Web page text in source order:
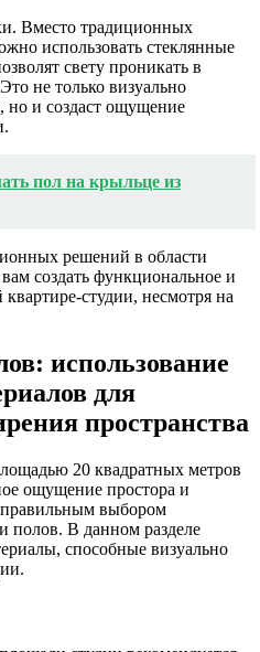
Вместо традиционных
использовать стеклянные
свету проникать в
не только визуально
но и создаст ощущение
пол на крыльце из
решений в области
создать функциональное и
студии, несмотря на
использование
для
пространства
20 квадратных метров
ощущение простора и
выбором
полов. В данном разделе
способные визуально